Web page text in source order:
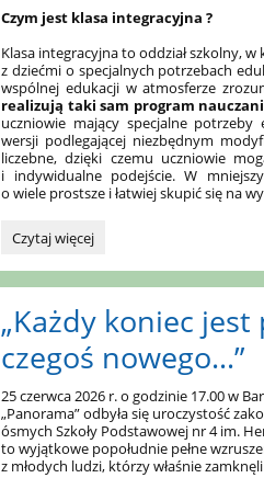
Czym jest klasa integracyjna ?
Klasa integracyjna to oddział szkolny,
z dziećmi o specjalnych potrzebach
wspólnej edukacji w atmosferze
realizują taki sam program
uczniowie mający specjalne
wersji podlegającej niezbędnym
liczebne, dzięki czemu uczniowie
i indywidualne podejście. W
o wiele prostsze i łatwiej skupić się na
Do
uczniów
pierwszych
w
roku
szkolnym
2026/2027:
Czytaj więcej
„Każdy koniec
czegoś nowego…”
25 czerwca 2026 r. o godzinie 17.00 w
„Panorama” odbyła się uroczystość
ósmych Szkoły Podstawowej nr 4 im.
to wyjątkowe popołudnie pełne
z młodych ludzi, którzy właśnie